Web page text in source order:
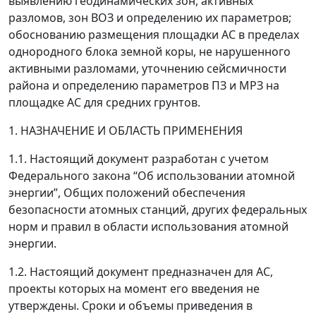
разломов, зон ВОЗ и определению их параметров;
обоснованию размещения площадки АС в пределах
однородного блока земной коры, не нарушенного
активными разломами, уточнению сейсмичности
района и определению параметров ПЗ и МРЗ на
площадке АС для средних грунтов.
1. НАЗНАЧЕНИЕ И ОБЛАСТЬ ПРИМЕНЕНИЯ
1.1. Настоящий документ разработан с учетом
Федерального закона “Об использовании атомной
энергии”, Общих положений обеспечения
безопасности атомных станций, других федеральных
норм и правил в области использования атомной
энергии.
1.2. Настоящий документ предназначен для АС,
проекты которых на момент его введения не
утверждены. Сроки и объемы приведения в